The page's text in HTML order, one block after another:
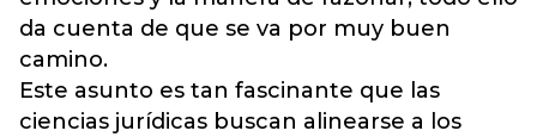
da cuenta de que se va por muy buen
camino.
Este asunto es tan fascinante que las
ciencias jurídicas buscan alinearse a los